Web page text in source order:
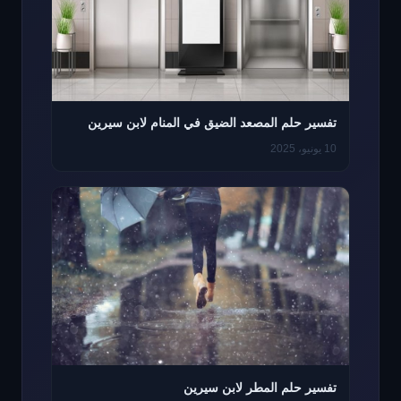
تفسير حلم المصعد الضيق في المنام لابن سيرين
10 يونيو، 2025
تفسير حلم المطر لابن سيرين